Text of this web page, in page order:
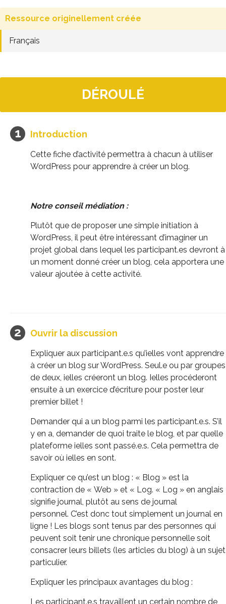
Ressource originellement créée
Français
DÉROULÉ
Introduction
Cette fiche d’activité permettra à chacun à utiliser
WordPress pour apprendre à créer un blog.
Notre conseil médiation :
Plutôt que de proposer une simple initiation à
WordPress, il peut être intéressant d’imaginer un
projet global dans lequel les participant.es devront à
un moment donné créer un blog, cela apportera une
valeur ajoutée à cette activité.
Ouvrir la discussion
Expliquer aux participant.e.s qu’ielles vont apprendre
à créer un blog surWordPress. Seul.e ou par groupes
de deux, ielles créeront un blog. Ielles procéderont
ensuite à un exercice d’écriture pour poster leur
premier billet !
Demander qui a un blog parmi les participant.e.s. S’il
y en a, demander de quoi traite le blog, et par quelle
plateforme ielles sont passé.e.s. Cela permettra de
savoir où ielles en sont.
Expliquer ce qu’est un blog : « Blog » est la
contraction de « Web » et « Log. « Log » en anglais
signifie journal, plutôt au sens de journal
personnel. C’est donc tout simplement un journal en
ligne ! Les blogs sont tenus par des personnes qui
peuvent soit tenir une chronique personnelle soit
consacrer leurs billets (les articles du blog) à un sujet
particulier.
Expliquer les principaux avantages du blog :
Les participant.e.s travaillent un certain nombre de